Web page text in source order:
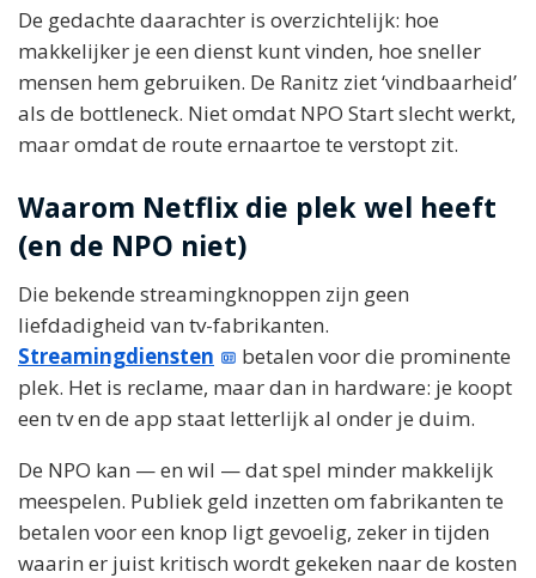
De gedachte daarachter is overzichtelijk: hoe
makkelijker je een dienst kunt vinden, hoe sneller
mensen hem gebruiken. De Ranitz ziet ‘vindbaarheid’
als de bottleneck. Niet omdat NPO Start slecht werkt,
maar omdat de route ernaartoe te verstopt zit.
Waarom Netflix die plek wel heeft
(en de NPO niet)
Die bekende streamingknoppen zijn geen
liefdadigheid van tv-fabrikanten.
Streamingdiensten
betalen voor die prominente
plek. Het is reclame, maar dan in hardware: je koopt
een tv en de app staat letterlijk al onder je duim.
De NPO kan — en wil — dat spel minder makkelijk
meespelen. Publiek geld inzetten om fabrikanten te
betalen voor een knop ligt gevoelig, zeker in tijden
waarin er juist kritisch wordt gekeken naar de kosten